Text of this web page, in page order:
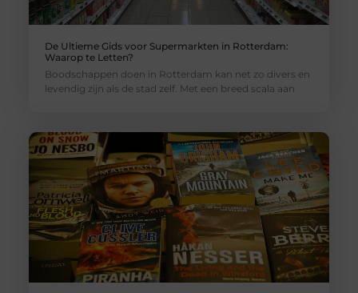
De Ultieme Gids voor Supermarkten in Rotterdam:
Waarop te Letten?
Boodschappen doen in Rotterdam kan net zo divers en
levendig zijn als de stad zelf. Met een breed scala aan